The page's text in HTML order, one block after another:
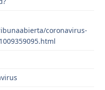
coronavirus-